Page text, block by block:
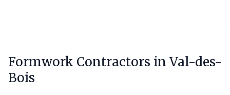
Formwork Contractors in Val-des-
Bois